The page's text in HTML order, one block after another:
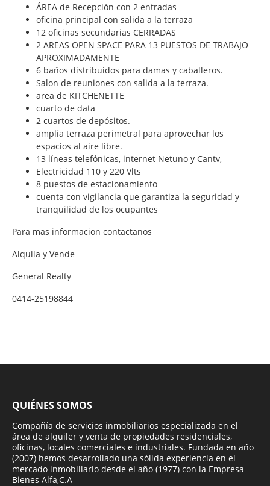
ÁREA de Recepción con 2 entradas
oficina principal con salida a la terraza
12 oficinas secundarias CERRADAS
2 AREAS OPEN SPACE PARA 13 PUESTOS DE TRABAJO
APROXIMADAMENTE
6 baños distribuidos para damas y caballeros.
Salon de reuniones con salida a la terraza.
area de KITCHENETTE
cuarto de data
2 cuartos de depósitos.
amplia terraza perimetral para aprovechar los
espacios al aire libre.
13 líneas telefónicas, internet Netuno y Cantv,
Electricidad 110 y 220 Vlts
8 puestos de estacionamiento
cuenta con vigilancia que garantiza la seguridad y
tranquilidad de los ocupantes
Para mas informacion contactanos
Alquila y Vende
General Realty
0414-25198844
QUIÉNES SOMOS
Compañía de servicios inmobiliarios especializada en el
área de alquiler y venta de propiedades residenciales,
oficinas, locales comerciales e industriales. Fundada en año
(2007) hemos desarrollado una sólida experiencia en el
mercado inmobiliario desde el año (1977) con la Empresa
Bienes Alfa,C.A